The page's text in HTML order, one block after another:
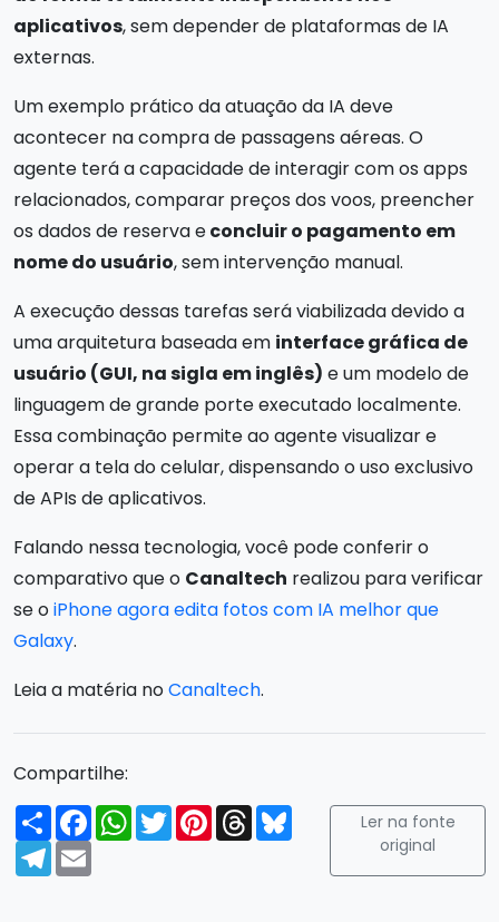
aplicativos, sem depender de plataformas de IA
externas.
Um exemplo prático da atuação da IA deve
acontecer na compra de passagens aéreas. O
agente terá a capacidade de interagir com os apps
relacionados, comparar preços dos voos, preencher
os dados de reserva econcluir o pagamento em
nome do usuário, sem intervenção manual.
A execução dessas tarefas será viabilizada devido a
uma arquitetura baseada em interface gráfica de
usuário (GUI, na sigla em inglês) e um modelo de
linguagem de grande porte executado localmente.
Essa combinação permite ao agente visualizar e
operar a tela do celular, dispensando o uso exclusivo
de APIs de aplicativos.
Falando nessa tecnologia, você pode conferir o
comparativo que o Canaltech realizou para verificar
se oiPhone agora edita fotos com IA melhor que
Galaxy.
Leia a matéria noCanaltech.
Compartilhe:
Compartilhar
FacebookWhatsApp
TwitterPinterest
ThreadsBluesky
Telegram
Email
Ler na fonte
original